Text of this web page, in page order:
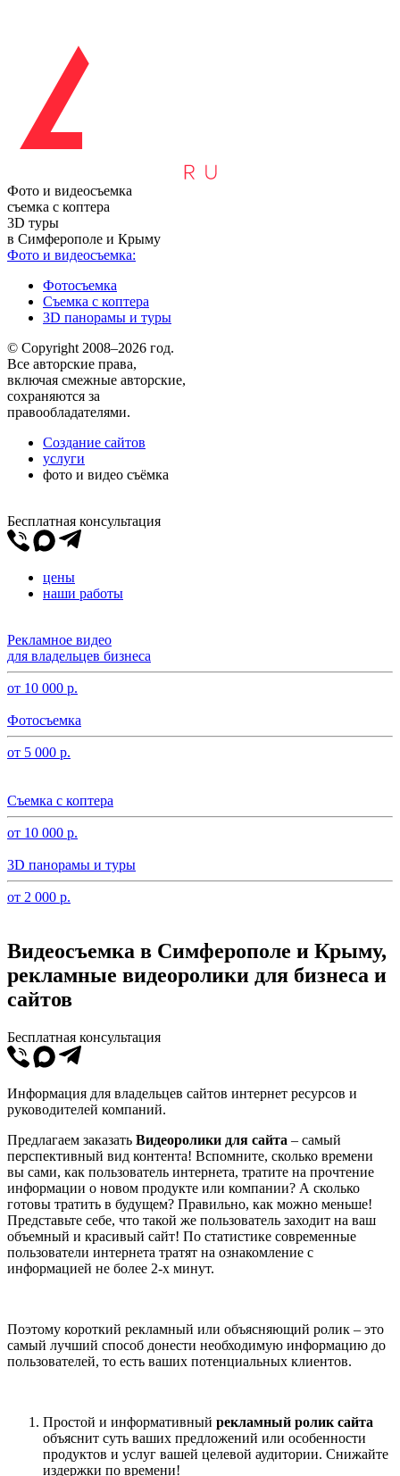
Фото и видеосъемка
съемка с коптера
3D туры
в Симферополе и Крыму
Фото и видеосъемка:
Фотосъемка
Съемка с коптера
3D панорамы и туры
© Copyright 2008–2026 год.
Все авторские права,
включая смежные авторские,
сохраняются за
правообладателями.
Создание сайтов
услуги
фото и видео съёмка
Бесплатная консультация
цены
наши работы
Рекламное видео
для владельцев бизнеса
от 10 000 р.
Фотосъемка
от 5 000 р.
Съемка с коптера
от 10 000 р.
3D панорамы и туры
от 2 000 р.
Видеосъемка в Симферополе и Крыму,
рекламные видеоролики для бизнеса и
сайтов
Бесплатная консультация
Информация для владельцев сайтов интернет ресурсов и
руководителей компаний.
Предлагаем заказать Видеоролики для сайта – самый
перспективный вид контента! Вспомните, сколько времени
вы сами, как пользователь интернета, тратите на прочтение
информации о новом продукте или компании? А сколько
готовы тратить в будущем? Правильно, как можно меньше!
Представьте себе, что такой же пользователь заходит на ваш
объемный и красивый сайт! По статистике современные
пользователи интернета тратят на ознакомление с
информацией не более 2-х минут.
Поэтому короткий рекламный или объясняющий ролик – это
самый лучший способ донести необходимую информацию до
пользователей, то есть ваших потенциальных клиентов.
Простой и информативный рекламный ролик сайта
объяснит суть ваших предложений или особенности
продуктов и услуг вашей целевой аудитории. Снижайте
издержки по времени!